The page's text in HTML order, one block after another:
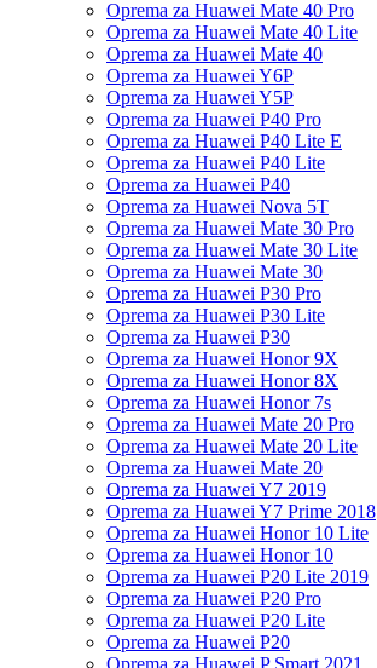
Oprema za Huawei Mate 40 Pro
Oprema za Huawei Mate 40 Lite
Oprema za Huawei Mate 40
Oprema za Huawei Y6P
Oprema za Huawei Y5P
Oprema za Huawei P40 Pro
Oprema za Huawei P40 Lite E
Oprema za Huawei P40 Lite
Oprema za Huawei P40
Oprema za Huawei Nova 5T
Oprema za Huawei Mate 30 Pro
Oprema za Huawei Mate 30 Lite
Oprema za Huawei Mate 30
Oprema za Huawei P30 Pro
Oprema za Huawei P30 Lite
Oprema za Huawei P30
Oprema za Huawei Honor 9X
Oprema za Huawei Honor 8X
Oprema za Huawei Honor 7s
Oprema za Huawei Mate 20 Pro
Oprema za Huawei Mate 20 Lite
Oprema za Huawei Mate 20
Oprema za Huawei Y7 2019
Oprema za Huawei Y7 Prime 2018
Oprema za Huawei Honor 10 Lite
Oprema za Huawei Honor 10
Oprema za Huawei P20 Lite 2019
Oprema za Huawei P20 Pro
Oprema za Huawei P20 Lite
Oprema za Huawei P20
Oprema za Huawei P Smart 2021